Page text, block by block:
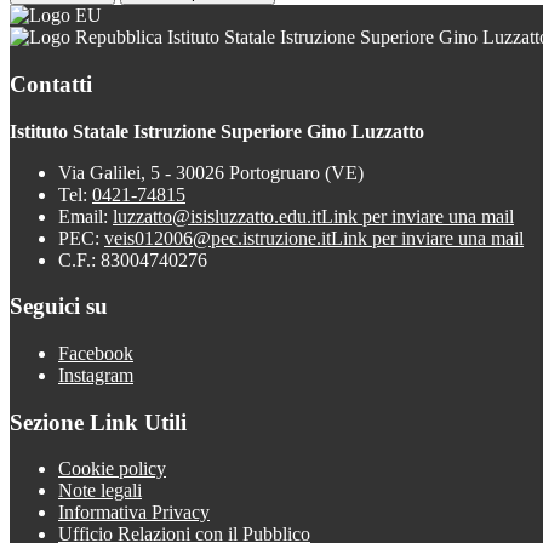
Istituto Statale Istruzione Superiore Gino
Contatti
Istituto Statale Istruzione Superiore Gino Luzzatto
Via Galilei, 5 - 30026 Portogruaro (VE)
Tel: 0421-74815
Email: luzzatto@isisluzzatto.edu.itLink per inviare una mail
PEC: veis012006@pec.istruzione.itLink per inviare una mail
C.F.: 83004740276
Seguici su
Facebook
Instagram
Sezione Link Utili
Cookie policy
Note legali
Informativa Privacy
Ufficio Relazioni con il Pubblico